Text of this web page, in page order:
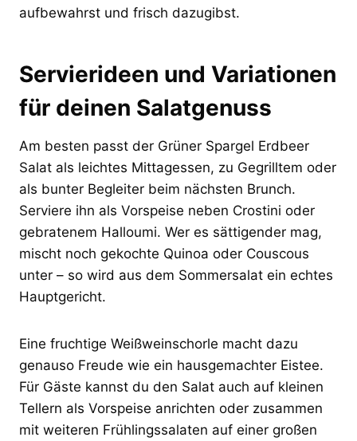
aufbewahrst und frisch dazugibst.
Servierideen und Variationen
für deinen Salatgenuss
Am besten passt der Grüner Spargel Erdbeer
Salat als leichtes Mittagessen, zu Gegrilltem oder
als bunter Begleiter beim nächsten Brunch.
Serviere ihn als Vorspeise neben Crostini oder
gebratenem Halloumi. Wer es sättigender mag,
mischt noch gekochte Quinoa oder Couscous
unter – so wird aus dem Sommersalat ein echtes
Hauptgericht.
Eine fruchtige Weißweinschorle macht dazu
genauso Freude wie ein hausgemachter Eistee.
Für Gäste kannst du den Salat auch auf kleinen
Tellern als Vorspeise anrichten oder zusammen
mit weiteren Frühlingssalaten auf einer großen